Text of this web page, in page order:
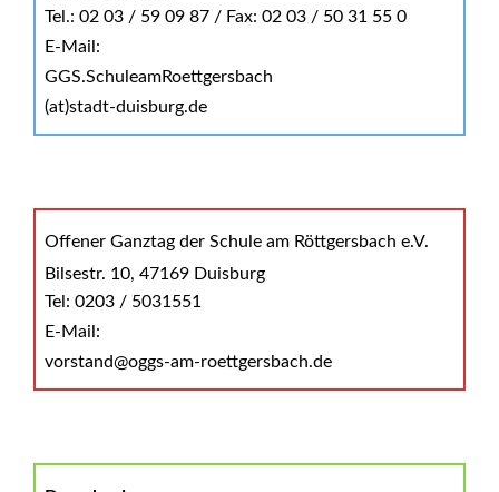
Tel.: 02 03 / 59 09 87 / Fax: 02 03 / 50 31 55 0
E-Mail:
GGS.SchuleamRoettgersbach
(at)stadt-duisburg.de
Offener Ganztag der Schule am Röttgersbach e.V.
Bilsestr. 10, 47169 Duisburg
Tel: 0203 / 5031551
E-Mail:
vorstand@oggs-am-roettgersbach.de